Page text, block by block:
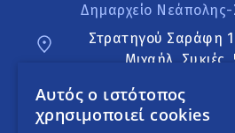
Δημαρχείο
Στρατηγού Σαράφη
Μιχαήλ, Συκιές,
Ακολουθήστε
Αυτός ο ιστότοπος
χρησιμοποιεί cookies